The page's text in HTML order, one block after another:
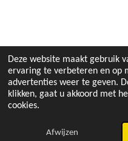
Deze website maakt gebruik
ervaring te verbeteren en op
advertenties weer te geven.
klikken, gaat u akkoord met
cookies.
AfwijzenE-mailadres